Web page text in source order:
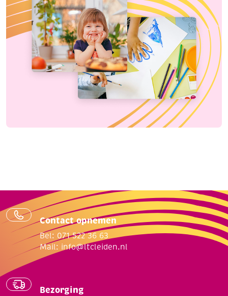
Contact opnemen
Bel: 071 522 36 63
Mail: info@ltcleiden.nl
Bezorging